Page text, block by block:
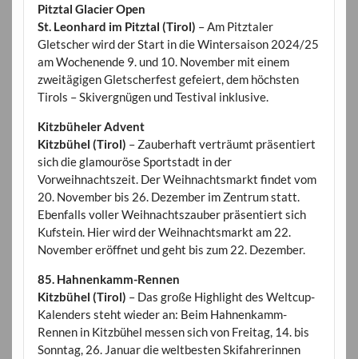
Pitztal Glacier Open
St. Leonhard im Pitztal (Tirol) – Am Pitztaler
Gletscher wird der Start in die Wintersaison 2024/25
am Wochenende 9. und 10. November mit einem
zweitägigen Gletscherfest gefeiert, dem höchsten
Tirols – Skivergnügen und Testival inklusive.
Kitzbüheler Advent
Kitzbühel (Tirol) – Zauberhaft verträumt präsentiert
sich die glamouröse Sportstadt in der
Vorweihnachtszeit. Der Weihnachtsmarkt findet vom
20. November bis 26. Dezember im Zentrum statt.
Ebenfalls voller Weihnachtszauber präsentiert sich
Kufstein. Hier wird der Weihnachtsmarkt am 22.
November eröffnet und geht bis zum 22. Dezember.
85. Hahnenkamm-Rennen
Kitzbühel (Tirol) – Das große Highlight des Weltcup-
Kalenders steht wieder an: Beim Hahnenkamm-
Rennen in Kitzbühel messen sich von Freitag, 14. bis
Sonntag, 26. Januar die weltbesten Skifahrerinnen